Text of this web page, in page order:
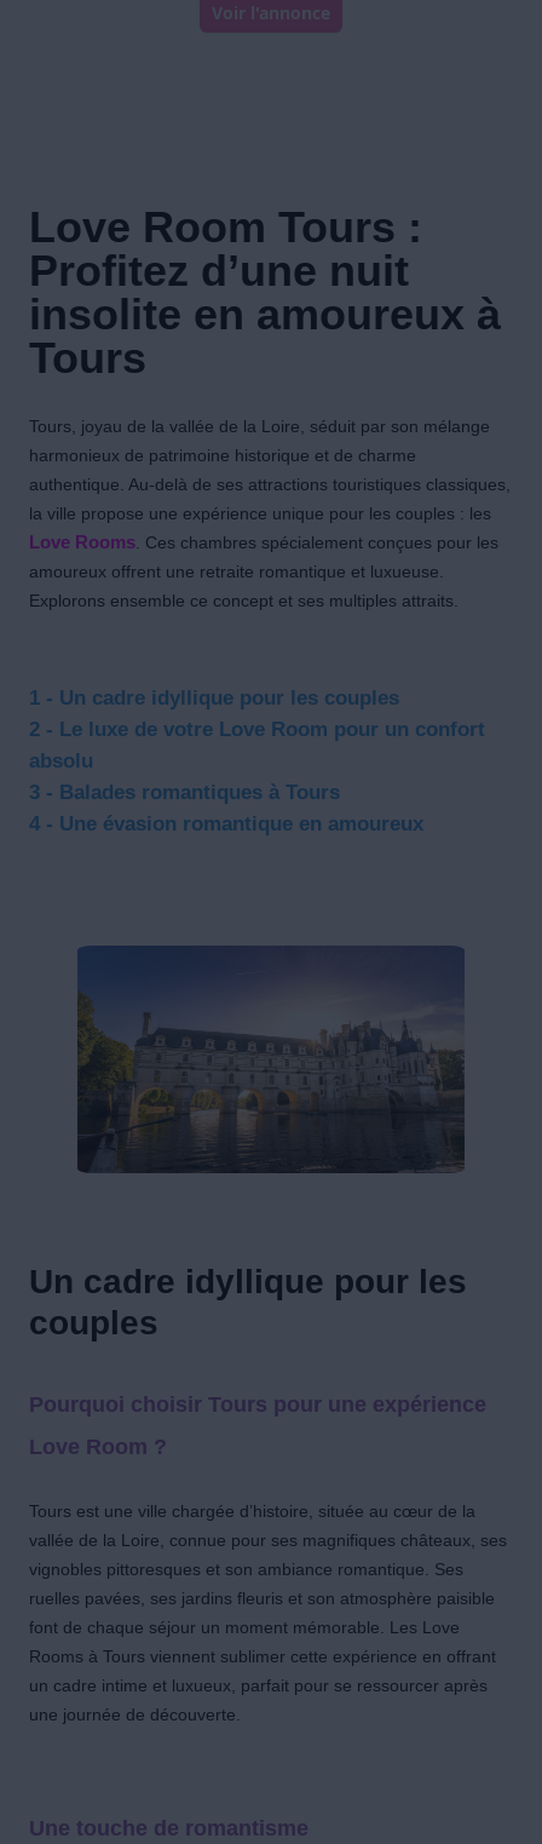
Voir l'annonce
Love Room Tours :
Profitez d’une nuit
insolite en amoureux à
Tours
Tours, joyau de la vallée de la Loire, séduit par son mélange
harmonieux de patrimoine historique et de charme
authentique. Au-delà de ses attractions touristiques classiques,
la ville propose une expérience unique pour les couples : les
Love Rooms. Ces chambres spécialement conçues pour les
amoureux offrent une retraite romantique et luxueuse.
Explorons ensemble ce concept et ses multiples attraits.
1 - Un cadre idyllique pour les couples
2 - Le luxe de votre Love Room pour un confort
absolu
3 - Balades romantiques à Tours
4 - Une évasion romantique en amoureux
Un cadre idyllique pour les
couples
Pourquoi choisir Tours pour une expérience
Love Room ?
Tours est une ville chargée d’histoire, située au cœur de la
vallée de la Loire, connue pour ses magnifiques châteaux, ses
vignobles pittoresques et son ambiance romantique. Ses
ruelles pavées, ses jardins fleuris et son atmosphère paisible
font de chaque séjour un moment mémorable. Les Love
Rooms à Tours viennent sublimer cette expérience en offrant
un cadre intime et luxueux, parfait pour se ressourcer après
une journée de découverte.
Une touche de romantisme